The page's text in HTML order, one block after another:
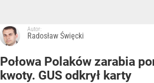
Autor:
Radosław Święcki
Połowa Polaków zarabia
kwoty. GUS odkrył karty